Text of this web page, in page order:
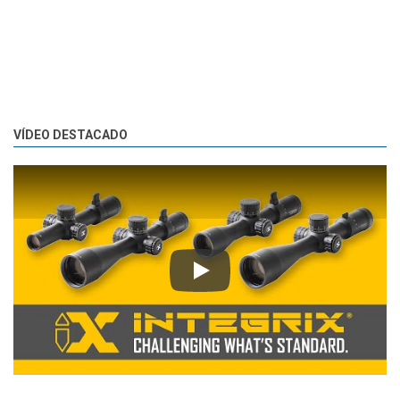
VÍDEO DESTACADO
Play